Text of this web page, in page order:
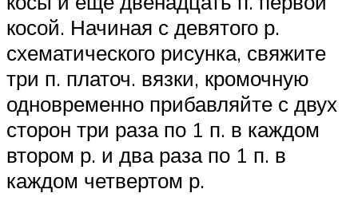
косой. Начиная с девятого р.
схематического рисунка, свяжите
три п. платоч. вязки, кромочную
одновременно прибавляйте с двух
сторон три раза по 1 п. в каждом
втором р. и два раза по 1 п. в
каждом четвертом р.